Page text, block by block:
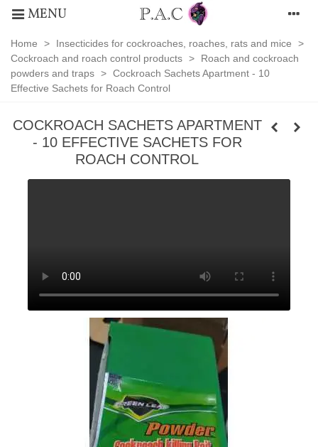
MENU
Home > Insecticides for cockroaches, roaches, rats and mice
>
Cockroach and roach control products >
Roach and cockroach
powders and traps > Cockroach Sachets Apartment - 10
Effective Sachets for Roach Control
COCKROACH SACHETS APARTMENT
- 10 EFFECTIVE SACHETS FOR
ROACH CONTROL
and
traps